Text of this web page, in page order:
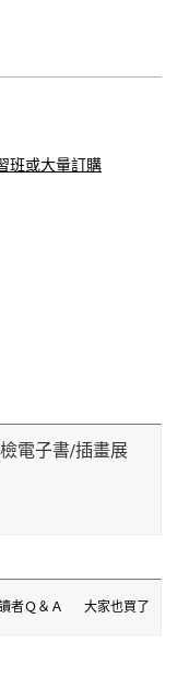
班或大量訂購
電子書/插畫展
者Ｑ＆Ａ 大家也買了